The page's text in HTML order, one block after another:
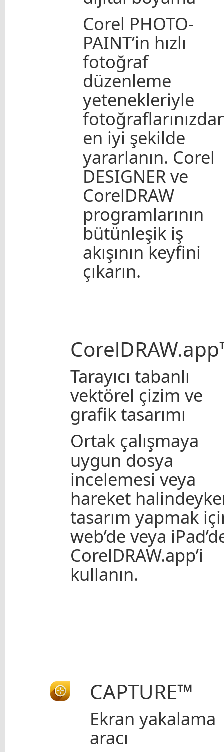
Corel PHOTO-
PAINT’in hızlı
fotoğraf
düzenleme
yetenekleriyle
en iyi şekilde
yararlanın. Corel
DESIGNER ve
CorelDRAW
programlarının
bütünleşik iş
akışının keyfini
çıkarın.
Tarayıcı tabanlı
vektörel çizim ve
grafik tasarımı
Ortak çalışmaya
uygun dosya
incelemesi veya
hareket
tasarım yapmak
web’de veya
CorelDRAW.app’i
kullanın.
CAPTURE™
Ekran yakalama
aracı